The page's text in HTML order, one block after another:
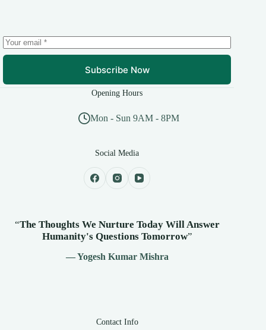
Subscribe Now
Opening Hours
Mon - Sun 9AM - 8PM
Social Media
“The Thoughts We Nurture Today Will Answer
Humanity's Questions Tomorrow”
— Yogesh Kumar Mishra
Contact Info